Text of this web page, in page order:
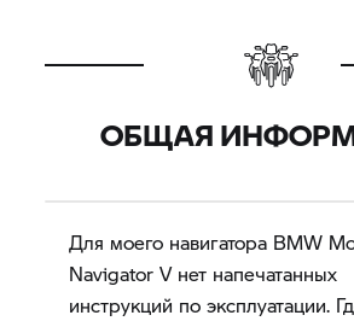
ОБЩАЯ
Для моего навигатора BMW
Navigator Vнет напечатанных
инструкций по эксплуатации.